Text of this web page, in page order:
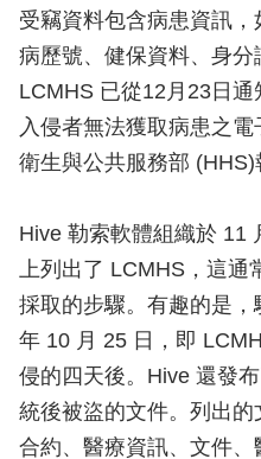
受竊資料包含病患資訊，
病歷號、健保資料、身分
LCMHS 已從12月23日通
入侵者無法獲取病患之
衛生與公共服務部 (HHS)
Hive 勒索軟體組織於 11
上列出了 LCMHS，這通
採取的步驟。有趣的是
年 10 月 25 日，即
侵的四天後。Hive 還發
統後被盜的文件。列出的
合約、醫療資訊、文件、